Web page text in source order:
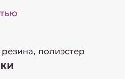
полиэстер